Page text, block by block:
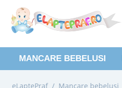
MANCARE BEBELUSI
eLaptePraf / Mancare bebelusi